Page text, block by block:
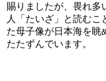
賜りましたが、畏れ多
人「たいざ」と読むこ
た母子像が日本海を眺
たたずんでいます。